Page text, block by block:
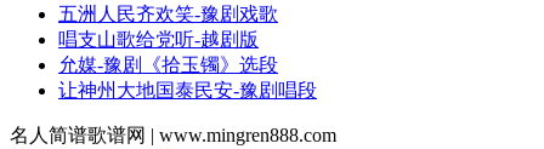
五洲人民齐欢笑-豫剧戏歌
唱支山歌给党听-越剧版
允媒-豫剧《拾玉镯》选段
让神州大地国泰民安-豫剧唱段
名人简谱歌谱网 | www.mingren888.com